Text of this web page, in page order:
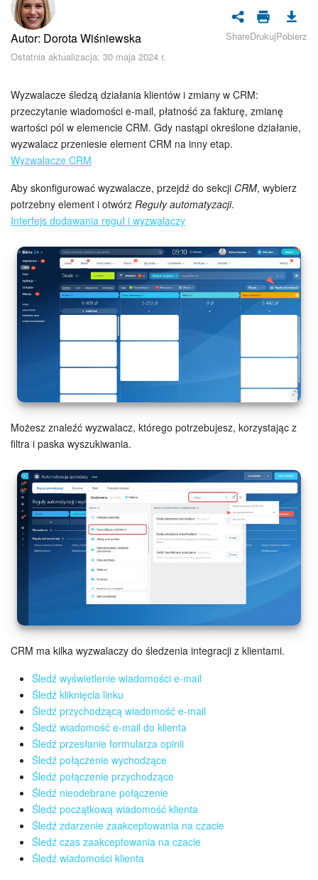
Bezpieczeństwo w Bitrix24
Rejestracja i autoryzacja
Zadania i projekty
CRM
Dysk
Kalendarz
Komunikator Bitrix24
Jak zacząć
Grupy robocze
Strony internetowe
Firma
Marketing
Zarządzanie asortymentem produktów
Ustawienia
Subskrypcja
Aplikacja desktopowa
Centrum Kontaktowe
Analityka CRM
Baza Wiedzy
CRM + Sklep internetowy
Wsparcie Bitrix24
Autor: Dorota Wiśniewska
Ostatnia aktualizacja: 30 maja 2024 r.
ShareDrukujPobierz
Wyzwalacze śledzą działania klientów i zmiany w CRM:
przeczytanie wiadomości e-mail, płatność za fakturę, zmianę
wartości pól w elemencie CRM. Gdy nastąpi określone działanie,
wyzwalacz przeniesie element CRM na inny etap.
Wyzwalacze CRM
Aby skonfigurować wyzwalacze, przejdź do sekcji CRM, wybierz
potrzebny element i otwórz Reguły automatyzacji.
Interfejs dodawania reguł i wyzwalaczy
Możesz znaleźć wyzwalacz, którego potrzebujesz, korzystając z
filtra i paska wyszukiwania.
CRM ma kilka wyzwalaczy do śledzenia integracji z klientami.
Śledź wyświetlenie wiadomości e-mail
Śledź kliknięcia linku
Śledź przychodzącą wiadomość e-mail
Śledź wiadomość e-mail do klienta
Śledź przesłanie formularza opinii
Śledź połączenie wychodzące
Śledź połączenie przychodzące
Śledź nieodebrane połączenie
Śledź początkową wiadomość klienta
Śledź zdarzenie zaakceptowania na czacie
Śledź czas zaakceptowania na czacie
Śledź wiadomości klienta